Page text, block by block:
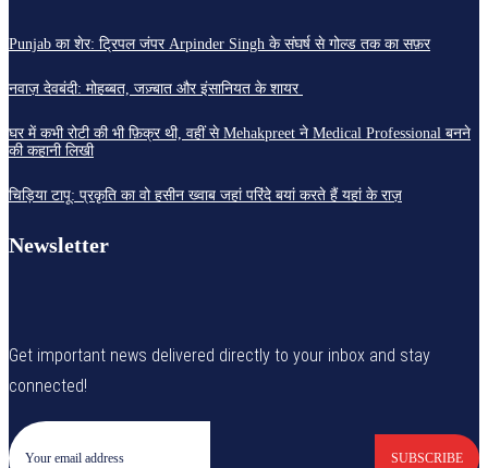
Punjab का शेर: ट्रिपल जंपर Arpinder Singh के संघर्ष से गोल्ड तक का सफ़र
नवाज़ देवबंदी: मोहब्बत, जज़्बात और इंसानियत के शायर
घर में कभी रोटी की भी फ़िक्र थी, वहीं से Mehakpreet ने Medical Professional बनने
की कहानी लिखी
चिड़िया टापू: प्रकृति का वो हसीन ख्वाब जहां परिंदे बयां करते हैं यहां के राज़
Newsletter
Get important news delivered directly to your inbox and stay
connected!
SUBSCRIBE